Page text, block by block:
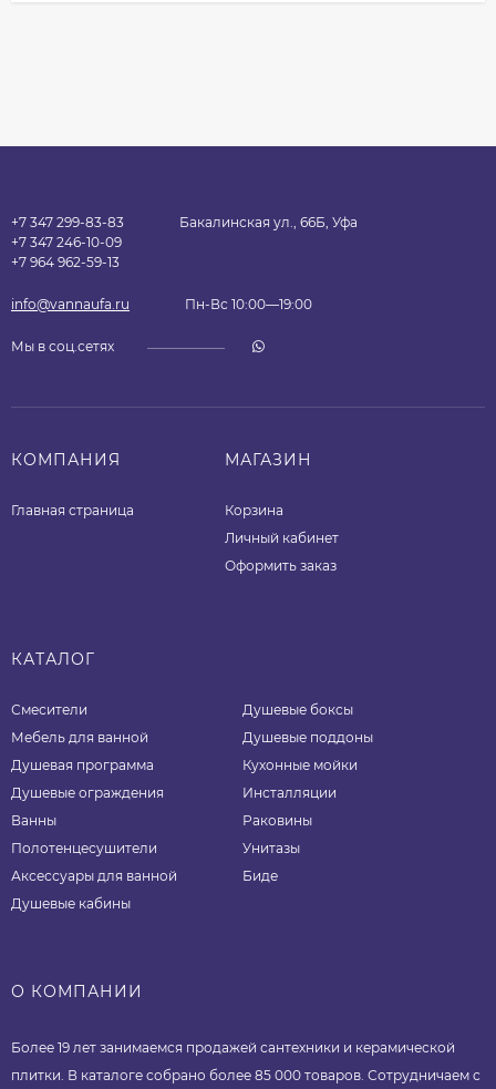
+7 347 299-83-83
+7 347 246-10-09
+7 964 962-59-13
Бакалинская ул., 66Б, Уфа
info@vannaufa.ru Пн-Вс 10:00—19:00
Мы в соц.сетях
КОМПАНИЯ
Главная страница
МАГАЗИН
Корзина
Личный кабинет
Оформить заказ
КАТАЛОГ
Смесители
Мебель для ванной
Душевая программа
Душевые ограждения
Ванны
Полотенцесушители
Аксессуары для ванной
Душевые кабины
Душевые боксы
Душевые поддоны
Кухонные мойки
Инсталляции
Раковины
Унитазы
Биде
О КОМПАНИИ
Более 19 лет занимаемся продажей сантехники и керамической
плитки. В каталоге собрано более 85 000 товаров. Сотрудничаем с